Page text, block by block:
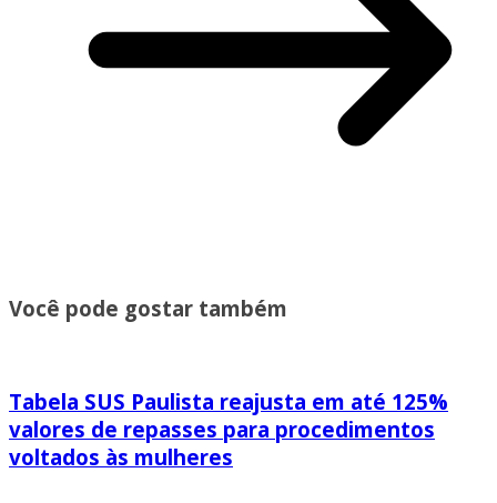
Você pode gostar também
Tabela SUS Paulista reajusta em até 125%
valores de repasses para procedimentos
voltados às mulheres